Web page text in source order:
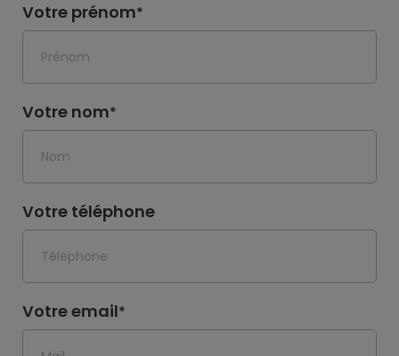
Votre prénom*
Votre nom*
Votre téléphone
Votre email*